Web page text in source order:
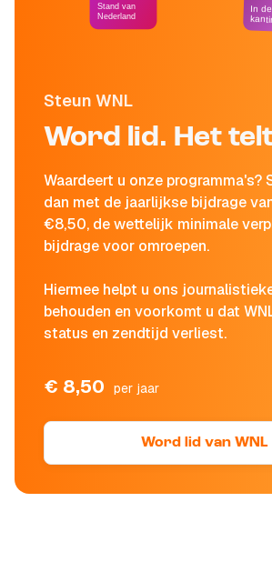
Steun WNL
Word lid. Het
Waardeert u onze programma's?
dan met de jaarlijkse bijdrage
€8,50, de wettelijk minimale
bijdrage voor omroepen.
Hiermee helpt u ons
behouden en voorkomt u dat
status en zendtijd verliest.
€ 8,50 per jaar
Word lid van WNL
Stand van
Nederland
In de